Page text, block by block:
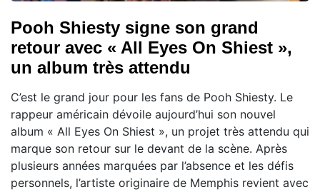
Pooh Shiesty signe son grand
retour avec « All Eyes On Shiest »,
un album très attendu
C’est le grand jour pour les fans de Pooh Shiesty. Le
rappeur américain dévoile aujourd’hui son nouvel
album « All Eyes On Shiest », un projet très attendu qui
marque son retour sur le devant de la scène. Après
plusieurs années marquées par l’absence et les défis
personnels, l’artiste originaire de Memphis revient avec